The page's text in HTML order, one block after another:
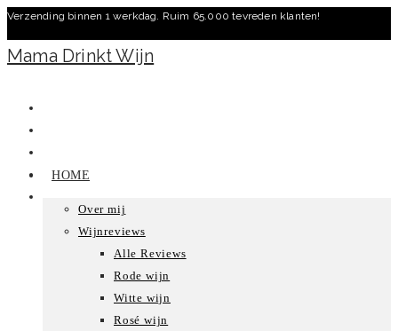
Ga
naar
inhoud
Verzending binnen 1 werkdag. Ruim 65.000 tevreden klanten!
Mama Drinkt Wijn
HOME
Over mij
Wijnreviews
Alle Reviews
Rode wijn
Witte wijn
Rosé wijn